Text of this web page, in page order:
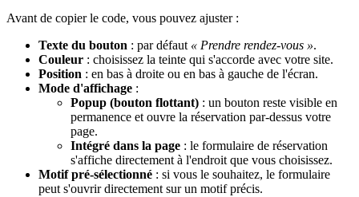
Avant de copier le code, vous pouvez ajuster :
Texte du bouton : par défaut « Prendre rendez-vous ».
Couleur : choisissez la teinte qui s'accorde avec votre site.
Position : en bas à droite ou en bas à gauche de l'écran.
Mode d'affichage :
Popup (bouton flottant) : un bouton reste visible en
permanence et ouvre la réservation par-dessus votre
page.
Intégré dans la page : le formulaire de réservation
s'affiche directement à l'endroit que vous choisissez.
Motif pré-sélectionné : si vous le souhaitez, le formulaire
peut s'ouvrir directement sur un motif précis.